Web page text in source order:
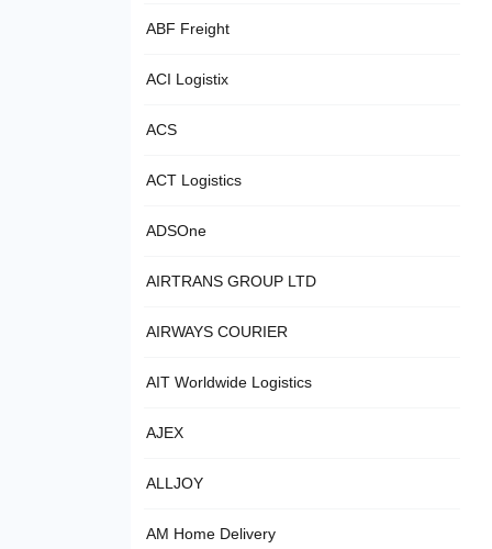
ABF Freight
ACI Logistix
ACS
ACT Logistics
ADSOne
AIRTRANS GROUP LTD
AIRWAYS COURIER
AIT Worldwide Logistics
AJEX
ALLJOY
AM Home Delivery